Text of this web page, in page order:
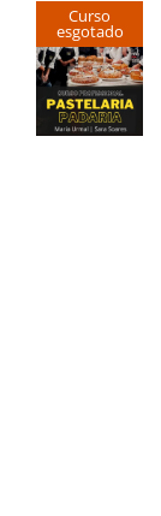
Curso
esgotado